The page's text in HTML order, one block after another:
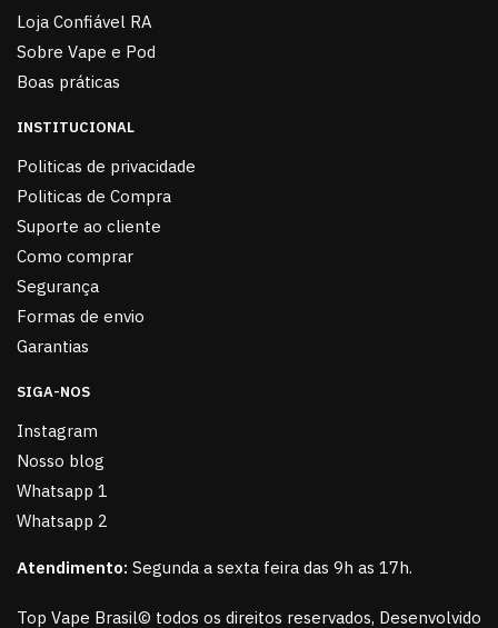
Loja Confiável RA
Sobre Vape e Pod
Boas práticas
INSTITUCIONAL
Politicas de privacidade
Politicas de Compra
Suporte ao cliente
Como comprar
Segurança
Formas de envio
Garantias
SIGA-NOS
Instagram
Nosso blog
Whatsapp 1
Whatsapp 2
Atendimento: Segunda a sexta feira das 9h as 17h.
Top Vape Brasil© todos os direitos reservados, Desenvolvido